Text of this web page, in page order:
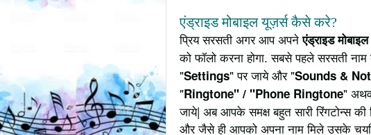
एंड्राइड मोबाइल यूज़र्स कैसे करे?
प्रिय सरसती अगर आप अपनेएंड्राइड मोबाइल
को फॉलो करना होगा. सबसे पहले सरसती नाम
"Settings" पर जाये और "Sounds &
"Ringtone" / "Phone Ringtone"
जाये| अब आपके समक्ष बहुत सारी रिंगटोन्स
और जैसे ही आपको अपना नाम मिले उसके